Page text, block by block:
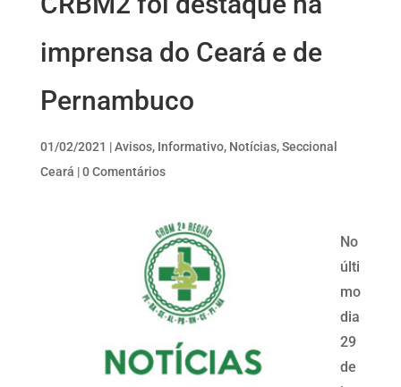
imprensa do Ceará e de
Pernambuco
01/02/2021 |Avisos, Informativo, Notícias,Seccional
Ceará |0 Comentários
No
últi
mo
dia
29
de